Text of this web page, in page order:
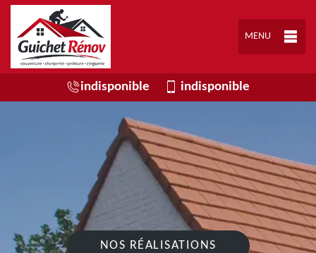
MENU
indisponible indisponible
NOS RÉALISATIONS